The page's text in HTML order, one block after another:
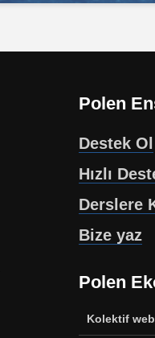
Polen
Destek Ol
Hızlı
Derslere
Bize yaz
Polen
Kolektif